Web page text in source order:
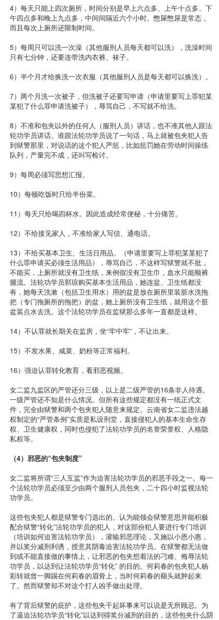
4）每天只能上四次厕所，时间分别是早上六点多、上午十点多、下
午四点多和晚上九点多，中间间隔近六个小时。憋屎憋尿是常态，
而且每次上厕所还限制时间。
5）每周只可以洗一次澡（其他服刑人员每天都可以洗），洗澡时间
只有七分钟，还要连带洗内衣裤、袜子。
6）半个月才给换洗一次衣服（其他服刑人员是每天都可以换洗）。
7）两个月洗一次被子，但洗被子还要写申请（申请里要写上罪犯某
某犯了什么罪申请洗被子），辱骂自己，不写就不给洗。
8）不准和包夹以外的任何人（服刑人员）讲话，也不准其他人跟法
轮功学员讲话。谁跟法轮功学员说了一句话，马上就被包夹犯人告
到狱警那里，对说话的这个犯人严惩，比如惩罚她在劳动时间操练
队列，产量完不成，还叫写检讨。
9）每周必须写思想汇报。
10）每顿吃饭时只给半份菜。
11）每天只给喝四杯水。因此造成经常便秘，十分痛苦。
12）不给接见家人，不准给家人写信、通电话。
13）不给买基本卫生、生活日用品。（申请里要写上罪犯某某犯了
什么罪申请买必须生活用品），辱骂自己，不这样写狱警就不批，
不能买，上厕所就没有卫生纸，来例假没有卫生巾，血水只能顺裤
腿流。法轮功学员郭琼购买基本生活用品，她连盆、卫生纸都没
有，她每天洗漱（包括卫生用水）用的盆是放在厕所里装脏水洗拖
把（专门拖厕所的拖把）的盆，她上厕所没有卫生纸，就用这个脏
盆装点水去洗。这个法轮功学员在监狱那么多年一直都是这样。
14）不认罪就长期关在监房，坐“牢中牢”，不让出来。
15）不发水果、咸菜、奶粉等正常福利。
16）强迫认罪转化教育，看邪恶视频。
女二监九监区的严管还分三级，以上是二级严管的16条非人待遇。
一级严管还不知是什么情况。但所有这些规定都没有一纸正式文
件，完全由狱警和两个包夹犯人随意来规定。云南省女二监违法越
权制定的“严管条例”实质是私设刑堂，直接侵犯人的基本生命生存
权、卫生健康权，同时也侵犯了法轮功学员的名誉荣誉权、人格隐
私权等。
（4）邪恶的“包夹制度”
女二监将所谓“三人互监”作为迫害法轮功学员的邪恶手段之一。每一
个法轮功学员必须至少由两个服刑人员包夹，二十四小时监视法轮
功学员。
这些包夹犯人都是狱警专门选出的、认为能领会狱警意思并能积极
配合狱警“转化”法轮功学员的犯人，对这部份犯人要进行专门培训
（培训如何迫害法轮功学员），灌输邪恶理论，又施以小恩小惠，
并以奖分减刑利诱，授意其阴毒迫害法轮功学员。在狱警都无法做
到或不能直接做的事情上，让邪恶的包夹想着法的刁难、侮辱法轮
功学员，以达到让法轮功学员“转化” 的目的。何莉春的包夹犯人杨
彩转就曾一脚踢在何莉春的眉骨上，当时何莉春的额头就肿起来
了。然而狱警却不对这个打人凶手做出处理。
有了背后狱警的庇护，这些包夹干起坏事来可以说是无所顾忌。为
了逼迫法轮功学员“转化”以达到得奖分减刑的目的，这些包夹什么阴